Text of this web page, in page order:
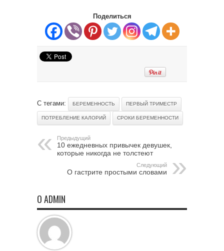
Поделиться
С тегами: БЕРЕМЕННОСТЬ ПЕРВЫЙ ТРИМЕСТР
ПОТРЕБЛЕНИЕ КАЛОРИЙ СРОКИ БЕРЕМЕННОСТИ
Предыдущий
10 ежедневных привычек девушек,
которые никогда не толстеют
Следующий
О гастрите простыми словами
О ADMIN